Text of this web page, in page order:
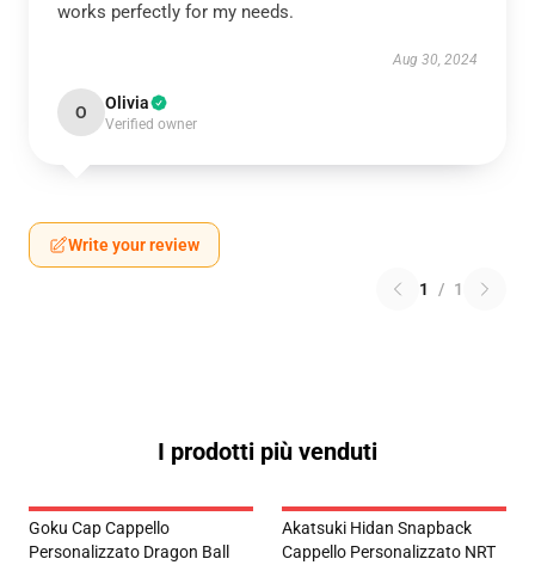
works perfectly for my needs.
Aug 30, 2024
O Olivia
Verified owner
Write your review
1 / 1
I prodotti più venduti
Goku Cap Cappello
Personalizzato Dragon Ball
Akatsuki Hidan Snapback
Cappello Personalizzato NRT